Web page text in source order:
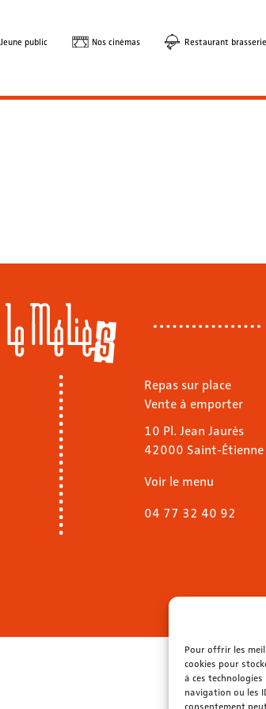
Pour offrir les
cookies pour
à ces
navigation ou les
consentement
Jeune public Nos cinémas Restaurant
Repas sur place
Vente à emporter
10 Pl. Jean Jaurès
42000 Saint-Étienne
Voir le menu
04 77 32 40 92